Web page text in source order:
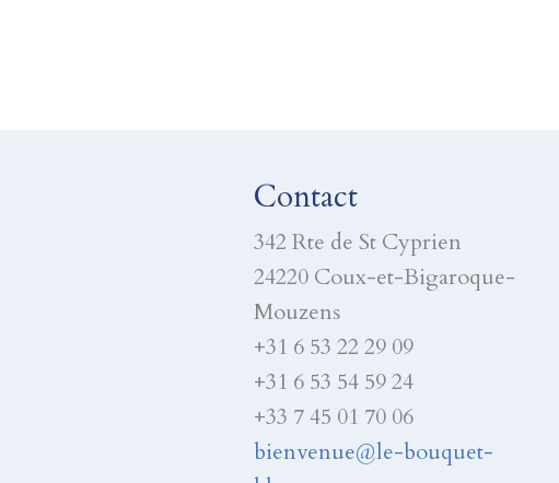
Contact
342 Rte de St Cyprien
24220 Coux-et-Bigaroque-
Mouzens
+31 6 53 22 29 09
+31 6 53 54 59 24
+33 7 45 01 70 06
bienvenue@le-bouquet-